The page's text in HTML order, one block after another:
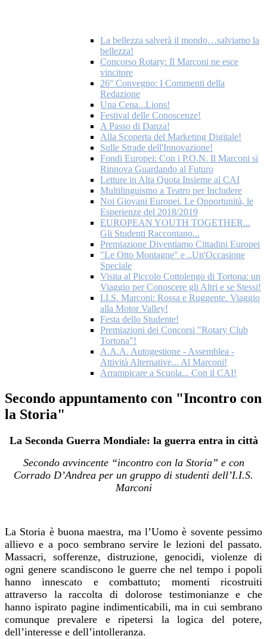
La bellezza salverà il mondo…salviamo la
bellezza!
Concorso Rotary: Il Marconi ne esce
vincitore
26° Convegno: I Commenti della
Redazione
Una Cena...Lions!
Festival delle Conoscenze!
A Passo di Danza!
Alla Scoperta del Marketing Digitale!
Sulle Strade dell'Innovazione!
Fondi Europei: Con i P.O.N. Il Marconi si
Rinnova Guardando al Futuro
Letture in Alta Quota Insieme al CAI
Multilinguismo a Teatro per Includere
Noi Giovani Europei. Le Opportunità, le
Esperienze del 2018/2019
EUROPEAN YOUTH TOGETHER...
Gli Studenti Raccontano...
Premiazione Diventiamo Cittadini Europei
"Le Otto Montagne" e ..Un'Occasione
Speciale
Visita al Piccolo Cottolengo di Tortona: un
Viaggio per Conoscere gli Altri e se Stessi!
I.I.S. Marconi: Rossa e Ruggente. Viaggio
alla Motor Valley!
Festa dello Studente!
Premiazioni dei Concorsi "Rotary Club
Tortona"!
A.A.A. Autogestione - Assemblea -
Attività Alternative... Al Marconi!
Arrampicare a Scuola... Con il CAI!
Secondo appuntamento con "Incontro con
la Storia"
La Seconda Guerra Mondiale: la guerra entra in città
Secondo avvincente “incontro con la Storia” e con
Corrado D’Andrea per un gruppo di studenti dell’I.I.S.
Marconi
La Storia è buona maestra, ma l’Uomo è sovente pessimo
allievo e a poco sembrano servire le lezioni del passato.
Massacri, sofferenze, distruzione, genocidi, violenze di
ogni genere scandiscono le guerre che nel tempo i popoli
hanno innescato e combattuto; momenti ricostruiti
attraverso la raccolta di dolorose testimonianze e che
hanno ispirato pagine indimenticabili, ma in cui sembrano
comunque prevalere e ripetersi la logica del potere,
dell’interesse e dell’intolleranza.